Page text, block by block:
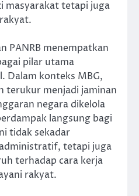
masyarakat tetapi juga
PANRB menempatkan
pilar utama
Dalam konteks MBG,
terukur menjadi jaminan
negara dikelola
langsung bagi
tidak sekadar
tetapi juga
terhadap cara kerja
rakyat.